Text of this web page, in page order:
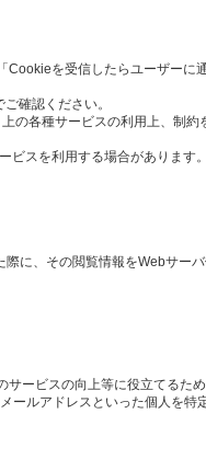
を受信したらユーザーに
確認ください。
の各種サービスの利用上、制約
スを利用する場合があります。
に、その閲覧情報をWebサー
ービスの向上等に役立てるた
ールアドレスといった個人を特